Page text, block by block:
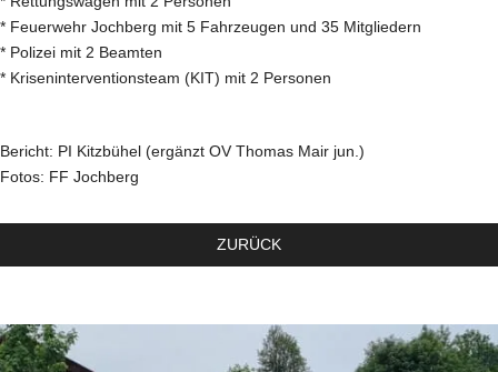
* Feuerwehr Jochberg mit 5 Fahrzeugen und 35 Mitgliedern
* Polizei mit 2 Beamten
* Kriseninterventionsteam (KIT) mit 2 Personen
Bericht: PI Kitzbühel (ergänzt OV Thomas Mair jun.)
Fotos: FF Jochberg
ZURÜCK